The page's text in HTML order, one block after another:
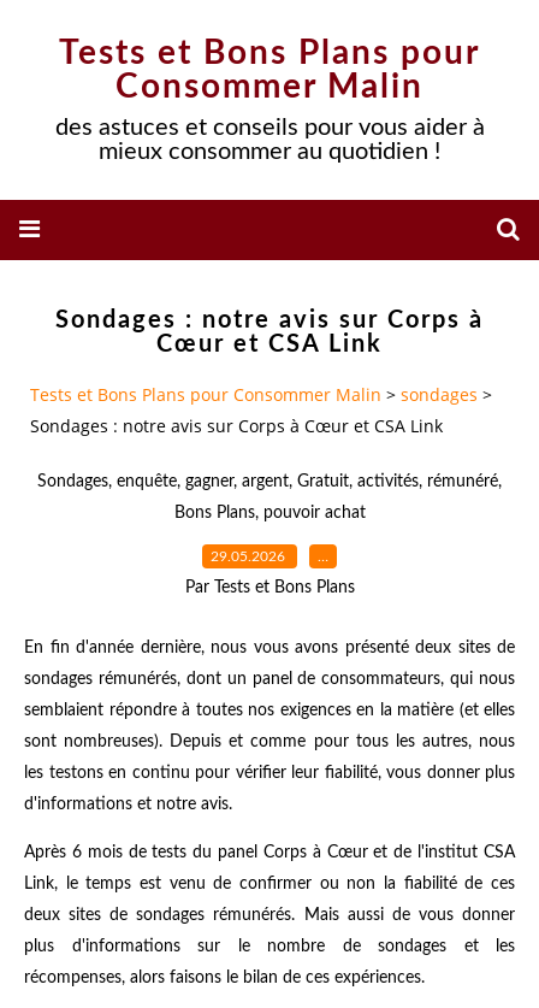
Tests et Bons Plans pour
Consommer Malin
des astuces et conseils pour vous aider à
mieux consommer au quotidien !
Sondages : notre avis sur Corps à
Cœur et CSA Link
Tests et Bons Plans pour Consommer Malin > sondages >
Sondages : notre avis sur Corps à Cœur et CSA Link
Sondages, enquête, gagner, argent, Gratuit, activités, rémunéré,
Bons Plans, pouvoir achat
29.05.2026 …
Par Tests et Bons Plans
En fin d'année dernière, nous vous avons présenté deux sites de
sondages rémunérés, dont un panel de consommateurs, qui nous
semblaient répondre à toutes nos exigences en la matière (et elles
sont nombreuses). Depuis et comme pour tous les autres, nous
les testons en continu pour vérifier leur fiabilité, vous donner plus
d'informations et notre avis.
Après 6 mois de tests du panel Corps à Cœur et de l'institut CSA
Link, le temps est venu de confirmer ou non la fiabilité de ces
deux sites de sondages rémunérés. Mais aussi de vous donner
plus d'informations sur le nombre de sondages et les
récompenses, alors faisons le bilan de ces expériences.